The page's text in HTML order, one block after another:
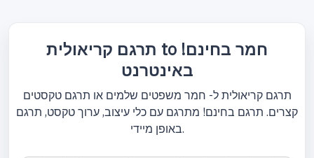
תרגם קריאולית to חמר בחינם!
באינטרנט
תרגם קריאולית ל- חמר משפטים שלמים או תרגם טקסטים
קצרים. תרגם בחינם! מתרגם עם כלי עיצוב, ערוך טקסט, תרגם
באופן מיידי.